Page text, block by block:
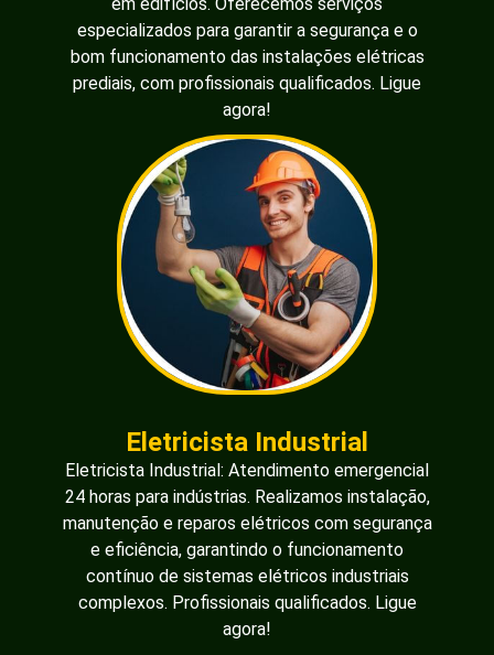
especializados para garantir a segurança e o
bom funcionamento das instalações elétricas
prediais, com profissionais qualificados. Ligue
agora!
Eletricista Industrial
Eletricista Industrial: Atendimento emergencial
24 horas para indústrias. Realizamos instalação,
manutenção e reparos elétricos com segurança
e eficiência, garantindo o funcionamento
contínuo de sistemas elétricos industriais
complexos. Profissionais qualificados. Ligue
agora!